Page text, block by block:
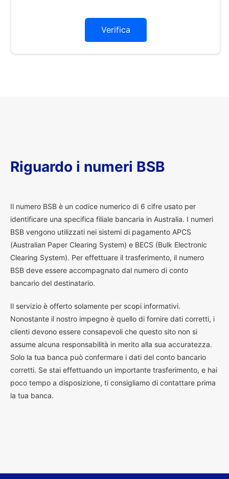
Verifica
Riguardo i numeri BSB
Il numero BSB è un codice numerico di 6 cifre usato per
identificare una specifica filiale bancaria in Australia. I numeri
BSB vengono utilizzati nei sistemi di pagamento APCS
(Australian Paper Clearing System) e BECS (Bulk Electronic
Clearing System). Per effettuare il trasferimento, il numero
BSB deve essere accompagnato dal numero di conto
bancario del destinatario.
Il servizio è offerto solamente per scopi informativi.
Nonostante il nostro impegno è quello di fornire dati corretti, i
clienti devono essere consapevoli che questo sito non si
assume alcuna responsabilità in merito alla sua accuratezza.
Solo la tua banca può confermare i dati del conto bancario
corretti. Se stai effettuando un importante trasferimento, e hai
poco tempo a disposizione, ti consigliamo di contattare prima
la tua banca.